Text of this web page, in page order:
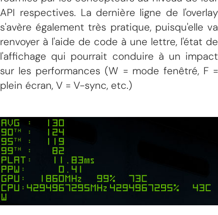
API respectives. La dernière ligne de l'overlay
s'avère également très pratique, puisqu'elle va
renvoyer à l'aide de code à une lettre, l'état de
l'affichage qui pourrait conduire à un impact
sur les performances (W = mode fenêtré, F =
plein écran, V = V-sync, etc.)